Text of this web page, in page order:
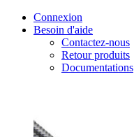
Connexion
Besoin d'aide
Contactez-nous
Retour produits
Documentations